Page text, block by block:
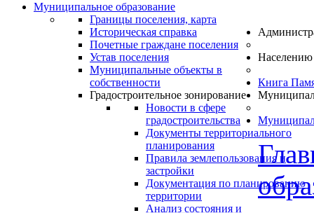
Муниципальное образование
Границы поселения, карта
Историческая справка
Почетные граждане поселения
Устав поселения
Муниципальные объекты в
собственности
Градостроительное зонирование
Новости в сфере
градостроительства
Документы территориального
планирования
Правила землепользования и
застройки
Документация по планированию
территории
Анализ состояния и
Населению
Книга